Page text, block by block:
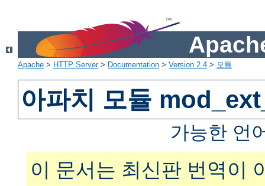
Apache > HTTP Server> Documentation > Version 2.4 > 모듈
아파치 모듈
가능한 언
이 문서는 최신판 번역이